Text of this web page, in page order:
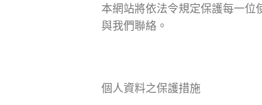
本網站將依法令規定保護每一
與我們聯絡。
個人資料之保護措施